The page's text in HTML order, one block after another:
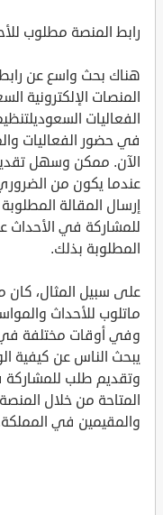
رابط المنصة مطلوب
المنصات الإلكترونية
الفعاليات
في حضور الفعاليات
الآن. ممكن وسهل
عندما يكون من
إرسال المقالة
للمشاركة في الأحداث
المطلوبة بذلك.
على سبيل المثال،
ماتلوب للأحداث
وفي أوقات مختلفة في
وتقديم طلب للمشاركة
المتاحة من خلال
والمقيمين في